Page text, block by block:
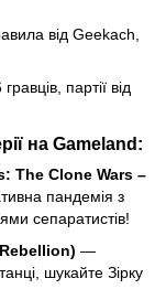
від Geekach,
партії від
на Gameland:
The Clone Wars –
пандемія з
сепаратистів!
—
шукайте Зірку